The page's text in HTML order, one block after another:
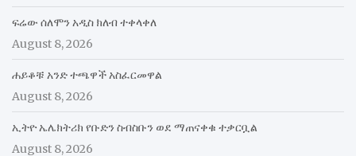
ፍሬው ሰለሞን አዲስ ክለብ ተቀላቀለ
August 8, 2026
ሐይቆቹ አንድ ተጫዋች አስፈርመዋል
August 8, 2026
ኢትዮ ኤሌክትሪክ የቡድን ስብስቡን ወደ ማጠናቀቁ ተቃርቧል
August 8, 2026